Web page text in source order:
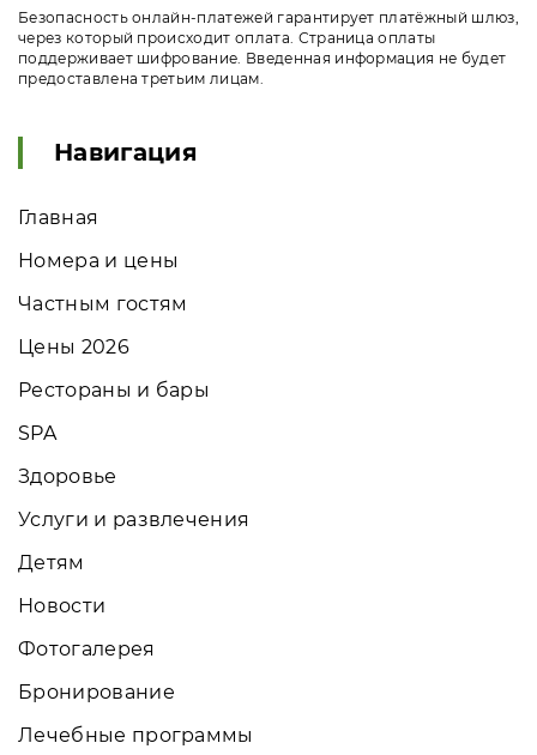
Безопасность онлайн-платежей гарантирует платёжный шлюз,
через который происходит оплата. Страница оплаты
поддерживает шифрование. Введенная информация не будет
предоставлена третьим лицам.
Навигация
Главная
Номера и цены
Частным гостям
Цены 2026
Рестораны и бары
SPA
Здоровье
Услуги и развлечения
Детям
Новости
Фотогалерея
Бронирование
Лечебные программы